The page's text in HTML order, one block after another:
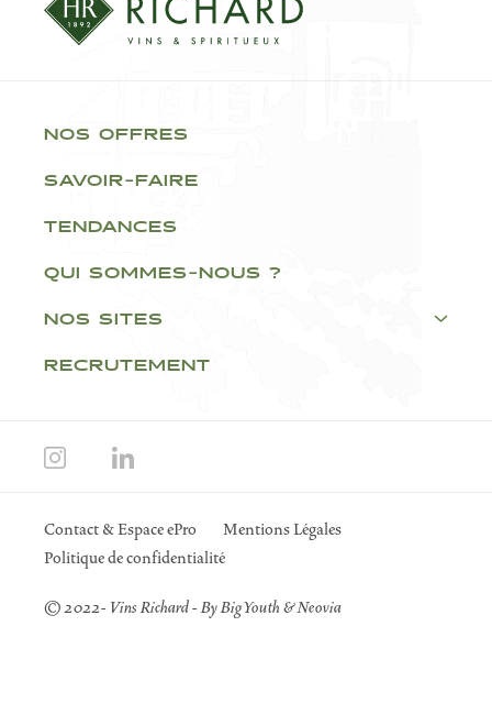
NOS OFFRES
SAVOIR-FAIRE
TENDANCES
QUI SOMMES-NOUS ?
NOS SITES
RECRUTEMENT
Contact & Espace ePro
Mentions Légales
Politique de confidentialité
© 2022- Vins Richard - ByBig Youth &Neovia